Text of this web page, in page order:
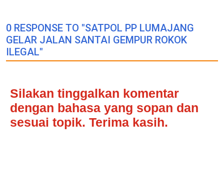
0 RESPONSE TO "SATPOL PP LUMAJANG
GELAR JALAN SANTAI GEMPUR ROKOK
ILEGAL"
Silakan tinggalkan komentar
dengan bahasa yang sopan dan
sesuai topik. Terima kasih.